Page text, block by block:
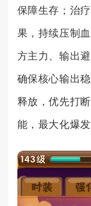
保障生存；治
果，持续压制
方主力、输出
确保核心输出
释放，优先打
能，最大化爆发